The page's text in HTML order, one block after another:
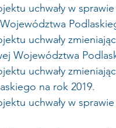
uchwały w
uchwały
Województwa
uchwały
na rok 2019.
uchwały w